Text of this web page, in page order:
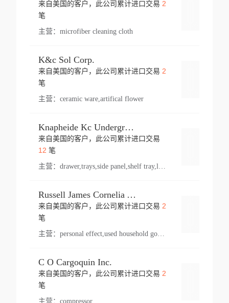
来自美国的客户，此公司累计进口交易 2
笔
主营： microfiber cleaning cloth
K&c Sol Corp.
来自美国的客户，此公司累计进口交易 2
笔
主营： ceramic ware,artifical flower
Knapheide Kc Underground
来自美国的客户，此公司累计进口交易
12 笔
主营：
Russell James Cornelia Arlington Va
来自美国的客户，此公司累计进口交易 2
笔
主营： personal effect,used household goods
C O Cargoquin Inc.
来自美国的客户，此公司累计进口交易 2
笔
主营： compressor